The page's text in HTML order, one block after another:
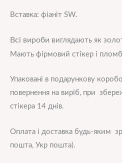
Вставка: фіаніт SW.
Всі вироби виглядають як
Мають фірмовий стікер і
Упаковані в подарункову
повернення на виріб, при
стікера 14 днів.
Оплата і доставка будь-яким
пошта, Укр пошта).